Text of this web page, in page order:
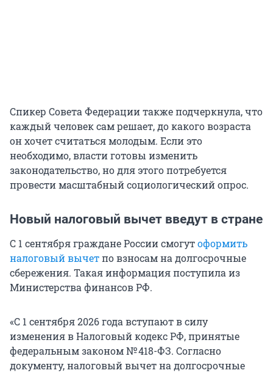
Спикер Совета Федерации также подчеркнула, что
каждый человек сам решает, до какого возраста
он хочет считаться молодым. Если это
необходимо, власти готовы изменить
законодательство, но для этого потребуется
провести масштабный социологический опрос.
Новый налоговый вычет введут в стране
С 1 сентября граждане России смогутоформить
налоговый вычетпо взносам на долгосрочные
сбережения. Такая информация поступила из
Министерства финансов РФ.
«С 1 сентября 2026 года вступают в силу
изменения в Налоговый кодекс РФ, принятые
федеральным законом № 418-ФЗ. Согласно
документу, налоговый вычет на долгосрочные